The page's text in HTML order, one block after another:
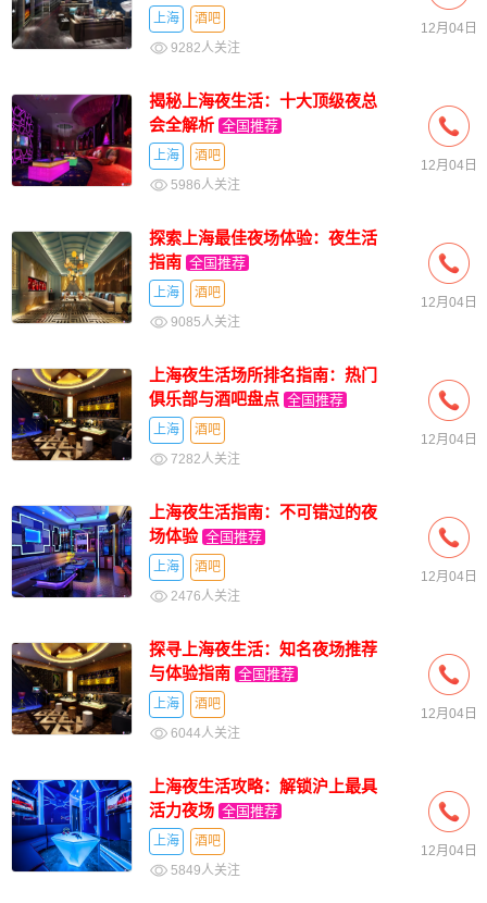
上海
酒吧
9282人关注
12月04日
揭秘上海夜生活：十大顶级夜总
会全解析 全国推荐
上海
酒吧
5986人关注
12月04日
探索上海最佳夜场体验：夜生活
指南 全国推荐
上海
酒吧
9085人关注
12月04日
上海夜生活场所排名指南：热门
俱乐部与酒吧盘点 全国推荐
上海
酒吧
7282人关注
12月04日
上海夜生活指南：不可错过的夜
场体验 全国推荐
上海
酒吧
2476人关注
12月04日
探寻上海夜生活：知名夜场推荐
与体验指南 全国推荐
上海
酒吧
6044人关注
12月04日
上海夜生活攻略：解锁沪上最具
活力夜场 全国推荐
上海
酒吧
5849人关注
12月04日